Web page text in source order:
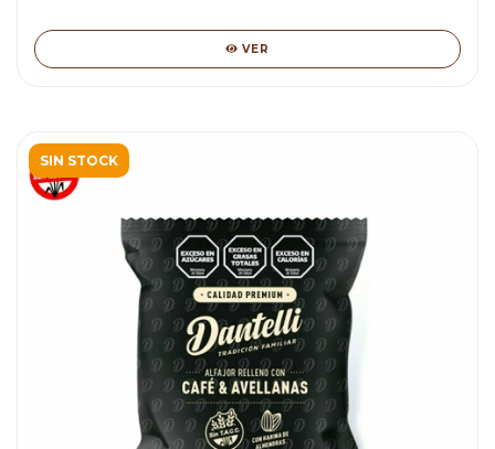
VER
SIN STOCK